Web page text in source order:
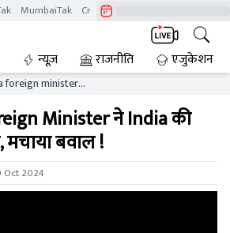
MumbaiTak CrimeTak
न्यूज़ राजनीति एजुकेशन
foreign minister
a ruckusMinister ने India की
बवाल !
Oct 2024